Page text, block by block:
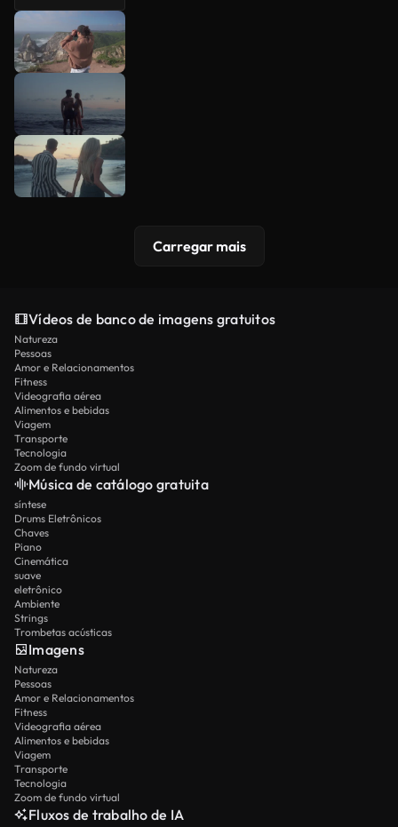
Carregar mais
Vídeos de banco de imagens gratuitos
Natureza
Pessoas
Amor e Relacionamentos
Fitness
Videografia aérea
Alimentos e bebidas
Viagem
Transporte
Tecnologia
Zoom de fundo virtual
Música de catálogo gratuita
síntese
Drums Eletrônicos
Chaves
Piano
Cinemática
suave
eletrônico
Ambiente
Strings
Trombetas acústicas
Imagens
Natureza
Pessoas
Amor e Relacionamentos
Fitness
Videografia aérea
Alimentos e bebidas
Viagem
Transporte
Tecnologia
Zoom de fundo virtual
Fluxos de trabalho de IA